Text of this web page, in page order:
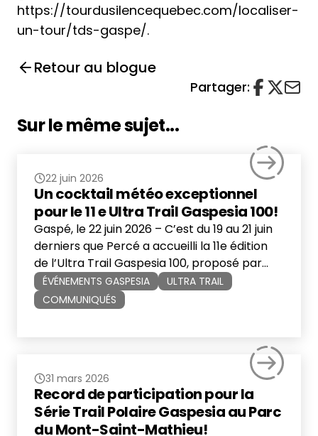
https://tourdusilencequebec.com/localiser-
un-tour/tds-gaspe/.
Retour au blogue
Partager:
Sur le même sujet...
22 juin 2026
Un cocktail météo exceptionnel
pour le 11 e Ultra Trail Gaspesia 100!
Gaspé, le 22 juin 2026 – C’est du 19 au 21 juin
derniers que Percé a accueilli la 11e édition
de l’Ultra Trail Gaspesia 100, proposé par
Événements Gaspesia. Malgré des
conditions météorologiques parmi les plus
difficiles de l’histoire de l’événement, plus de
ÉVÉNEMENTS GASPESIA
ULTRA TRAIL
COMMUNIQUÉS
31 mars 2026
Record de participation pour la
Série Trail Polaire Gaspesia au Parc
du Mont-Saint-Mathieu!